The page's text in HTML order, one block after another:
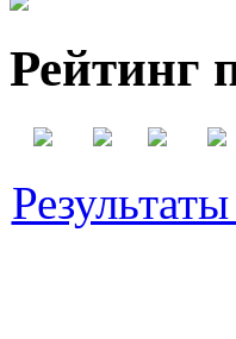
Рейтинг